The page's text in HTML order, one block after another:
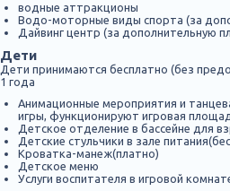
водные аттракционы
Водо-моторные виды спорта (за
Дайвинг центр (за дополнительную
Дети
Дети принимаются бесплатно (без
1 года
Анимационные мероприятия и
игры, функционируют игровая
Детское отделение в бассейне для
Детские стульчики в зале
Кроватка-манеж(платно)
Детское меню
Услуги воспитателя в игровой